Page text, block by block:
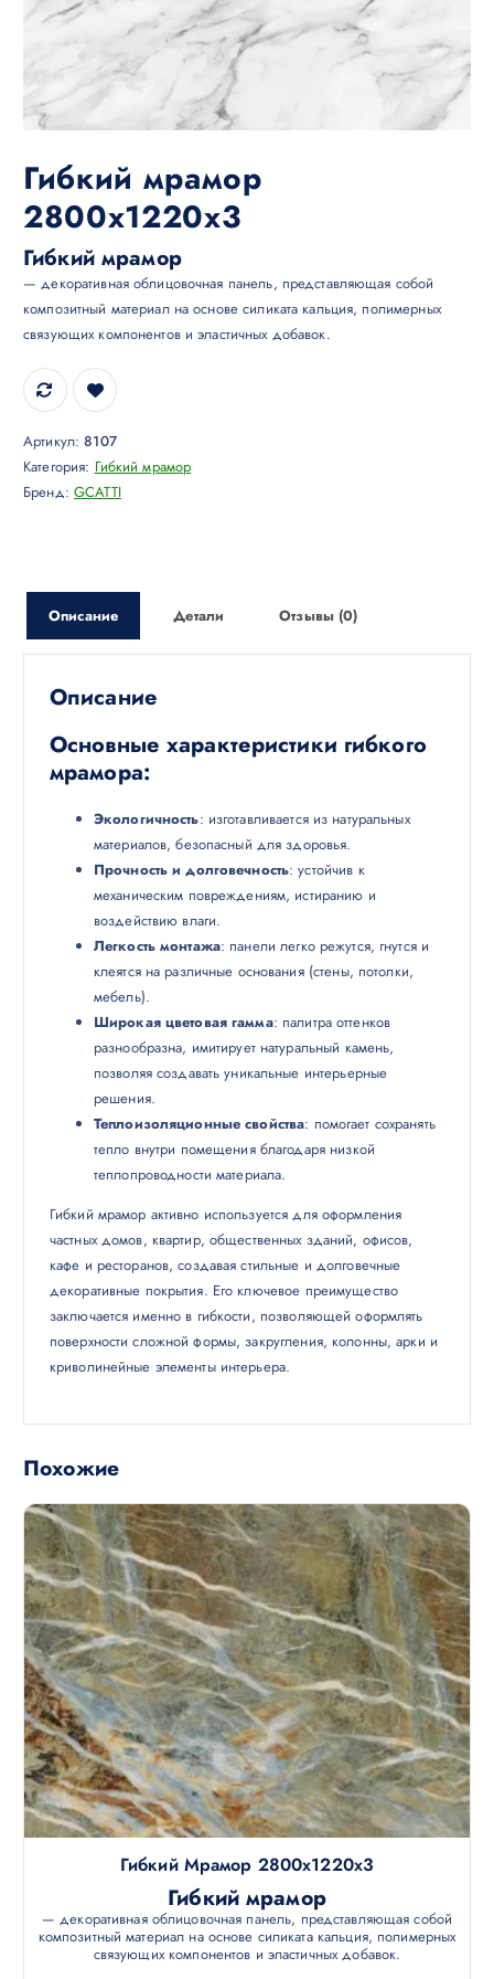
Гибкий мрамор
2800х1220х3
Гибкий мрамор
— декоративная облицовочная панель, представляющая собой
композитный материал на основе силиката кальция, полимерных
связующих компонентов и эластичных добавок.
Артикул:8107
Категория: Гибкий мрамор
Бренд:GCATTI
Описание Детали Отзывы (0)
Описание
Основные характеристики гибкого
мрамора:
Экологичность: изготавливается из натуральных
материалов, безопасный для здоровья.
Прочность и долговечность: устойчив к
механическим повреждениям, истиранию и
воздействию влаги.
Легкость монтажа: панели легко режутся, гнутся и
клеятся на различные основания (стены, потолки,
мебель).
Широкая цветовая гамма: палитра оттенков
разнообразна, имитирует натуральный камень,
позволяя создавать уникальные интерьерные
решения.
Теплоизоляционные свойства: помогает сохранять
тепло внутри помещения благодаря низкой
теплопроводности материала.
Гибкий мрамор активно используется для оформления
частных домов, квартир, общественных зданий, офисов,
кафе и ресторанов, создавая стильные и долговечные
декоративные покрытия. Его ключевое преимущество
заключается именно в гибкости, позволяющей оформлять
поверхности сложной формы, закругления, колонны, арки и
криволинейные элементы интерьера.
Похожие
Гибкий Мрамор 2800х1220х3
Гибкий мрамор
— декоративная облицовочная панель, представляющая собой
композитный материал на основе силиката кальция, полимерных
связующих компонентов и эластичных добавок.